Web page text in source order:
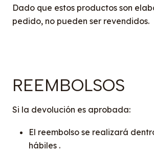
Dado que estos productos son
pedido, no pueden ser revendidos.
REEMBOLSOS
Si la devolución es aprobada:
El reembolso se realizará
hábiles .